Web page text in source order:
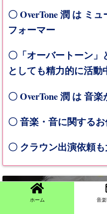
〇 OverTone 潤 は ミュ
フォーマー
〇「オーバートーン」
としても精力的に活動
〇 OverTone 潤 は 音楽
〇 音楽・音に関する
〇 クラウン出演依頼
＼フォロー
ホーム 音